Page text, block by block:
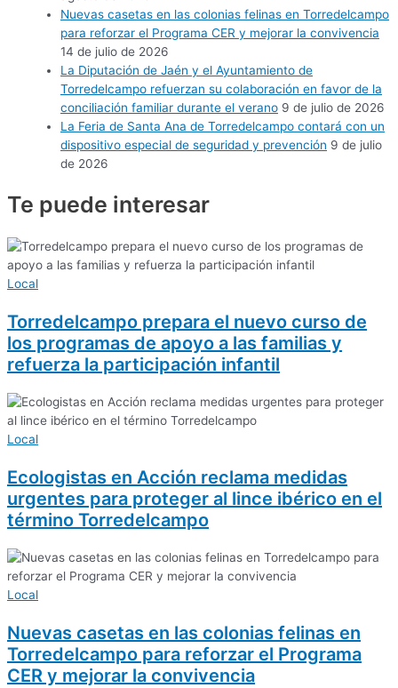
Nuevas casetas en las colonias felinas en Torredelcampo
para reforzar el Programa CER y mejorar la convivencia
14 de julio de 2026
La Diputación de Jaén y el Ayuntamiento de
Torredelcampo refuerzan su colaboración en favor de la
conciliación familiar durante el verano 9 de julio de 2026
La Feria de Santa Ana de Torredelcampo contará con un
dispositivo especial de seguridad y prevención 9 de julio
de 2026
Te puede interesar
Local
Torredelcampo prepara el nuevo curso de
los programas de apoyo a las familias y
refuerza la participación infantil
Local
Ecologistas en Acción reclama medidas
urgentes para proteger al lince ibérico en el
término Torredelcampo
Local
Nuevas casetas en las colonias felinas en
Torredelcampo para reforzar el Programa
CER y mejorar la convivencia